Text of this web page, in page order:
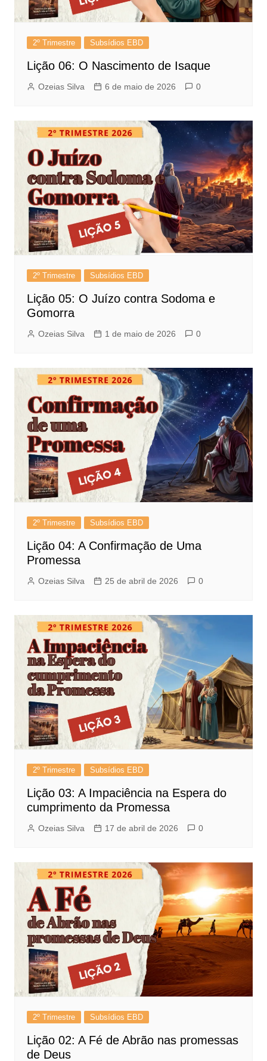
2º Trimestre Subsídios EBD
Lição 06: O Nascimento de Isaque
Ozeias Silva 6 de maio de 2026 0
2º Trimestre Subsídios EBD
Lição 05: O Juízo contra Sodoma e
Gomorra
Ozeias Silva 1 de maio de 2026 0
2º Trimestre Subsídios EBD
Lição 04: A Confirmação de Uma
Promessa
Ozeias Silva 25 de abril de 2026 0
2º Trimestre Subsídios EBD
Lição 03: A Impaciência na Espera do
cumprimento da Promessa
Ozeias Silva 17 de abril de 2026 0
2º Trimestre Subsídios EBD
Lição 02: A Fé de Abrão nas promessas
de Deus